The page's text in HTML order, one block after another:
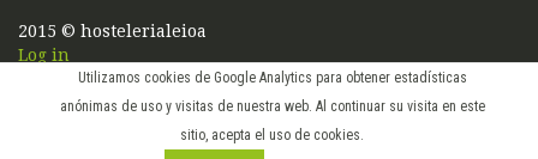
Utilizamos cookies de Google Analytics para obtener estadísticas
anónimas de uso y visitas de nuestra web. Al continuar su visita en este
sitio, acepta el uso de cookies.
2015 © hostelerialeioa
Log in